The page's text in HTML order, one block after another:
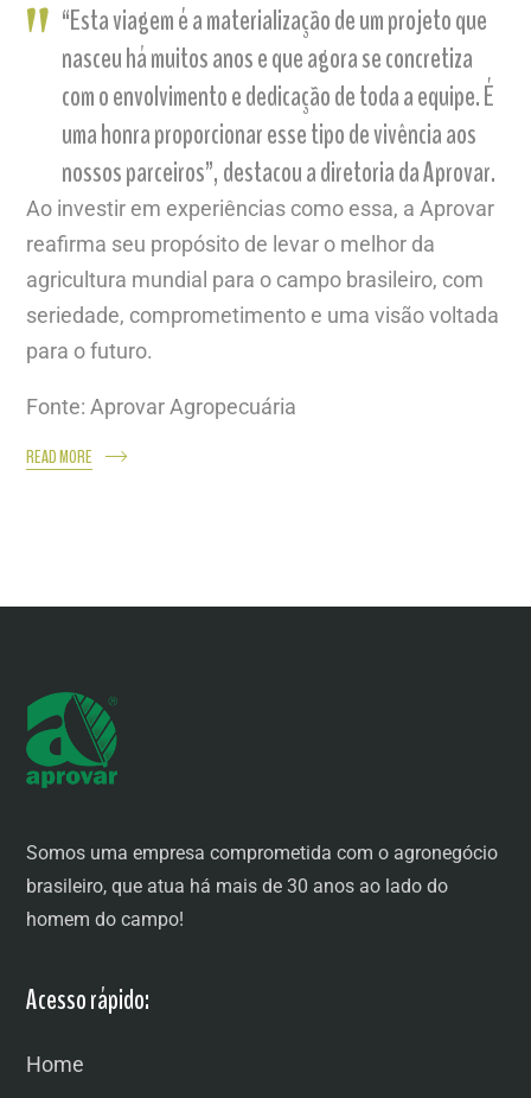
“Esta viagem é a materialização de um projeto que
nasceu há muitos anos e que agora se concretiza
com o envolvimento e dedicação de toda a equipe. É
uma honra proporcionar esse tipo de vivência aos
nossos parceiros”, destacou a diretoria da Aprovar.
Ao investir em experiências como essa, a Aprovar
reafirma seu propósito de levar o melhor da
agricultura mundial para o campo brasileiro, com
seriedade, comprometimento e uma visão voltada
para o futuro.
Fonte: Aprovar Agropecuária
READ MORE
Somos uma empresa comprometida com o agronegócio
brasileiro, que atua há mais de 30 anos ao lado do
homem do campo!
Acesso rápido:
Home